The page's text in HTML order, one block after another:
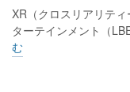
商品別の主要5品目の
XR（クロスリアリテ
ターテインメント（
む